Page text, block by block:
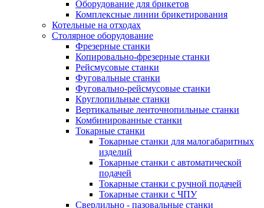
Оборудование для брикетов
Комплексные линии брикетирования
Котельные на отходах
Столярное оборудование
Фрезерные станки
Копировально-фрезерные станки
Рейсмусовые станки
Фуговальные станки
Фуговально-рейсмусовые станки
Круглопильные станки
Вертикальные ленточнопильные станки
Комбинированные станки
Токарные станки
Токарные станки для малогабаритных
изделий
Токарные станки с автоматической
подачей
Токарные станки с ручной подачей
Токарные станки с ЧПУ
Сверлильно - пазовальные станки